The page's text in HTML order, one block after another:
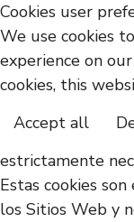
Cookies user
We use cookies
experience on
cookies, this
Accept all
estrictamente
Estas cookies
los Sitios Web y